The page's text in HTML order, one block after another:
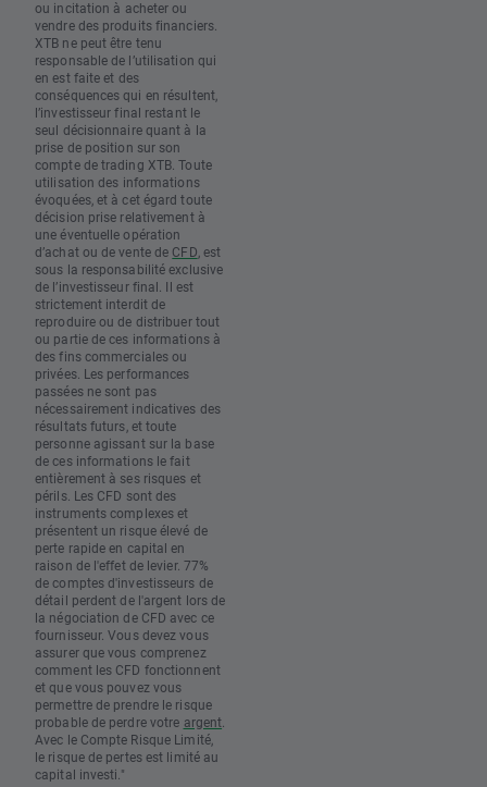
ou incitation à acheter ou
vendre des produits financiers.
XTB ne peut être tenu
responsable de l’utilisation qui
en est faite et des
conséquences qui en résultent,
l’investisseur final restant le
seul décisionnaire quant à la
prise de position sur son
compte de trading XTB. Toute
utilisation des informations
évoquées, et à cet égard toute
décision prise relativement à
une éventuelle opération
d’achat ou de vente de CFD, est
sous la responsabilité exclusive
de l’investisseur final. Il est
strictement interdit de
reproduire ou de distribuer tout
ou partie de ces informations à
des fins commerciales ou
privées. Les performances
passées ne sont pas
nécessairement indicatives des
résultats futurs, et toute
personne agissant sur la base
de ces informations le fait
entièrement à ses risques et
périls. Les CFD sont des
instruments complexes et
présentent un risque élevé de
perte rapide en capital en
raison de l'effet de levier. 77%
de comptes d'investisseurs de
détail perdent de l'argent lors de
la négociation de CFD avec ce
fournisseur. Vous devez vous
assurer que vous comprenez
comment les CFD fonctionnent
et que vous pouvez vous
permettre de prendre le risque
probable de perdre votre argent.
Avec le Compte Risque Limité,
le risque de pertes est limité au
capital investi."